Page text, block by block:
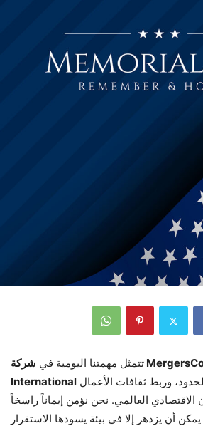
تتمثل مهمتنا اليومية في شركة MergersCorp M&A
International
الاقتصادي العالمي. نحن نؤمن إيماناً راسخاً
أن يزدهر إلا في بيئة يسودها الاستقرار